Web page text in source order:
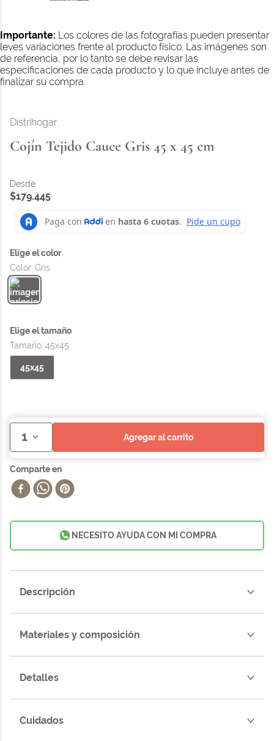
Importante: Los colores de las fotografías pueden presentar
leves variaciones frente al producto físico. Las imágenes son
de referencia, por lo tanto se debe revisar las
especificaciones de cada producto y lo que incluye antes de
finalizar su compra.
Distrihogar
Cojín Tejido Cauce Gris 45 x 45 cm
$179.445
Color: Gris
Tamaño: 45x45
45x45
1 agregar al carrito
NECESITO AYUDA CON MI COMPRA
Descripción
Materiales y composición
Detalles
Cuidados